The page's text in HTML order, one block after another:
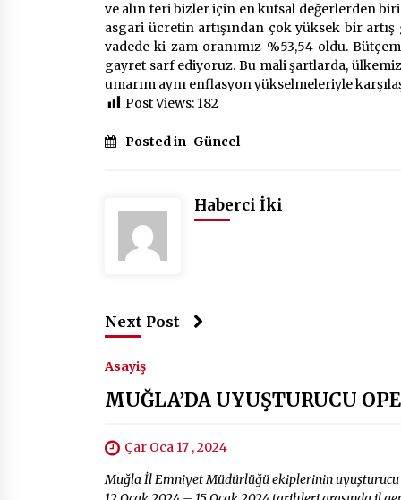
ve alın teri bizler için en kutsal değerlerden
asgari ücretin artışından çok yüksek bir artış
vadede ki zam oranımız %53,54 oldu.
gayret sarf ediyoruz. Bu mali şartlarda,
umarım aynı enflasyon yükselmeleriyle
Post Views: 182
Posted in Güncel
Haberci İki
Next Post
Asayiş
MUĞLA’DA UYUŞTURUCU
Çar Oca 17 , 2024
Muğla İl Emniyet Müdürlüğü ekiplerinin